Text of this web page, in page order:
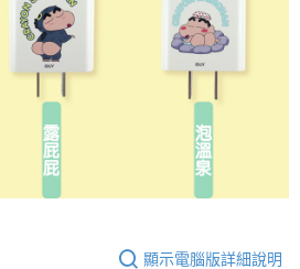
顯示電腦版詳細說明